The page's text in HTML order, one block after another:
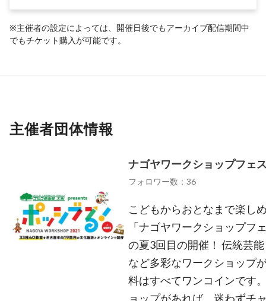
※主催者の設定によっては、開催日後でもアーカイブ配信期間中
でもチケット購入が可能です。
主催者団体情報
ナゴヤワークショップフェ
フォロワー数：36
こどもからおとなまで楽し
「ナゴヤワークショップ
の夏3回目の開催！ 伝統芸
など多彩なワークショップ
料はすべてワンコインです
ョップがあれば、迷わず